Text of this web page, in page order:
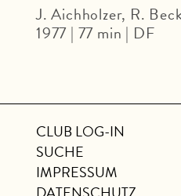
J. Aichholzer, R.
1977 | 77 min | DF
CLUB LOG-IN
SUCHE
IMPRESSUM